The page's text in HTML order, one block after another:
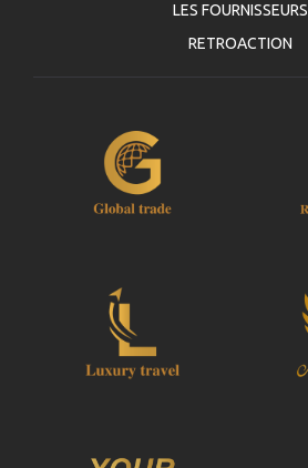
LES FOURNISSEURS
RETROACTION